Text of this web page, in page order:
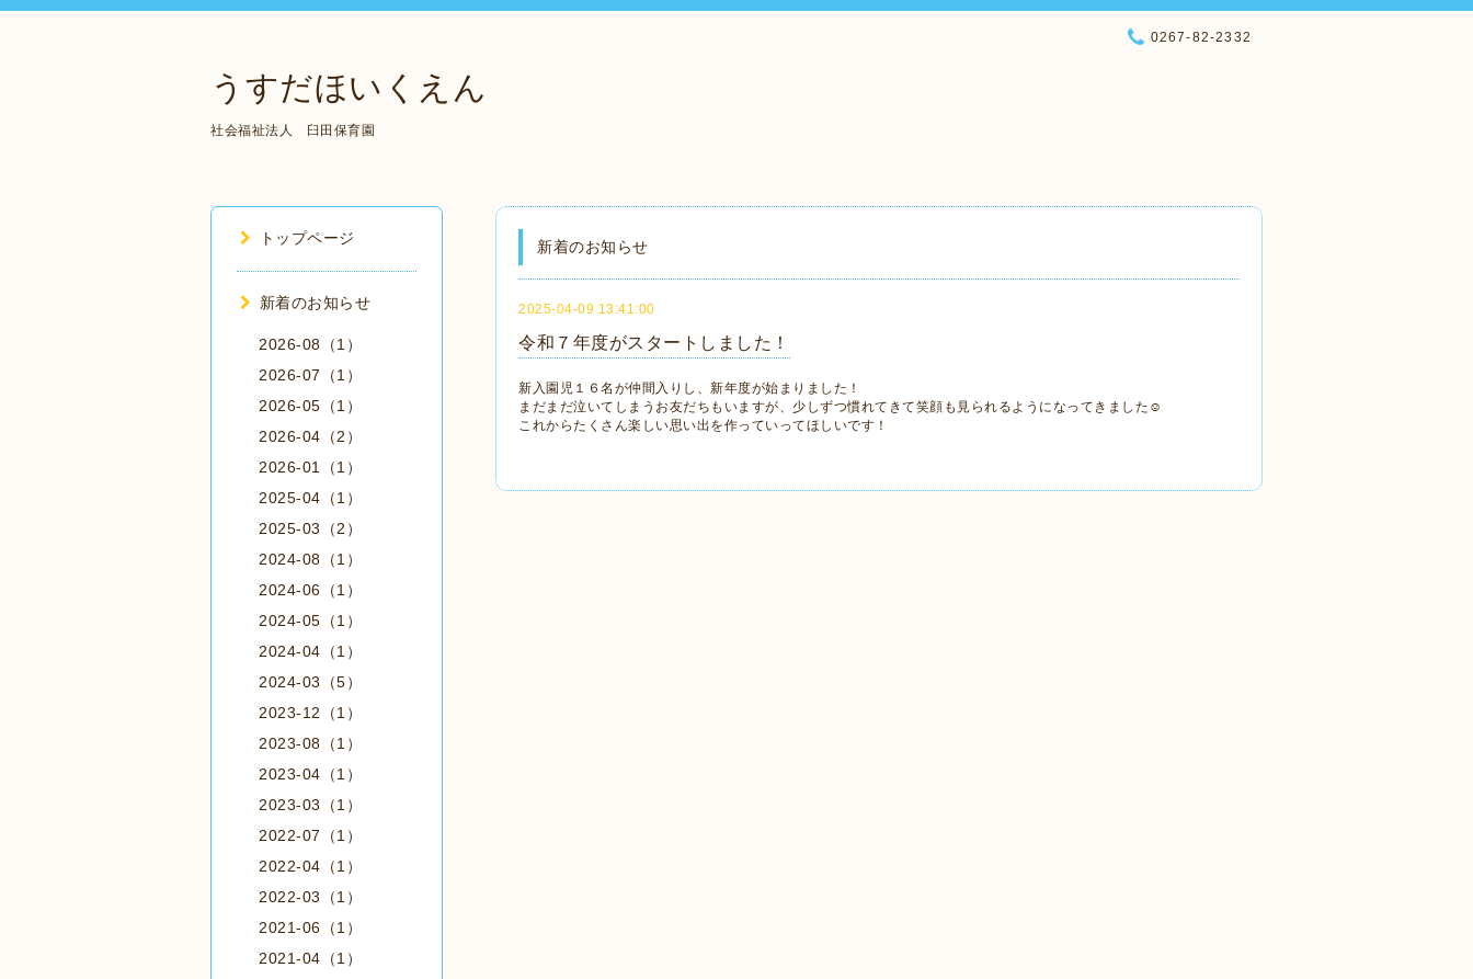
うすだほいくえん
社会福祉法人 臼田保育園
0267-82-2332
新着のお知らせ
2025-04-09 13:41:00
令和７年度がスタートしました！
新入園児１６名が仲間入りし、新年度が始まりました！
まだまだ泣いてしまうお友だちもいますが、少しずつ慣れてきて笑顔も見られるようになってきました☺
これからたくさん楽しい思い出を作っていってほしいです！
トップページ
新着のお知らせ
2026-08（1）
2026-07（1）
2026-05（1）
2026-04（2）
2026-01（1）
2025-04（1）
2025-03（2）
2024-08（1）
2024-06（1）
2024-05（1）
2024-04（1）
2024-03（5）
2023-12（1）
2023-08（1）
2023-04（1）
2023-03（1）
2022-07（1）
2022-04（1）
2022-03（1）
2021-06（1）
2021-04（1）